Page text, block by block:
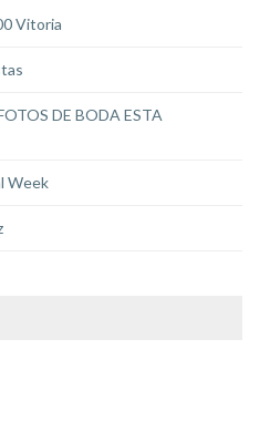
Vitoria
DE BODA ESTA
Week